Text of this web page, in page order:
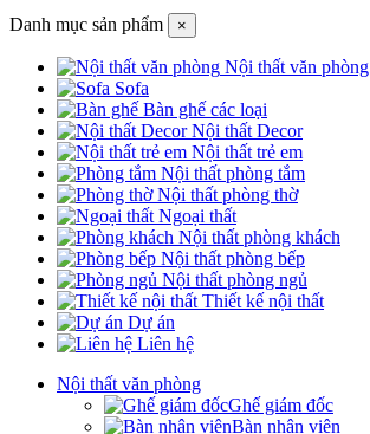
Danh mục sản phẩm ×
Nội thất văn phòng
Sofa
Bàn ghế các loại
Nội thất Decor
Nội thất trẻ em
Nội thất phòng tắm
Nội thất phòng thờ
Ngoại thất
Nội thất phòng khách
Nội thất phòng bếp
Nội thất phòng ngủ
Thiết kế nội thất
Dự án
Liên hệ
Nội thất văn phòng
Ghế giám đốc
Bàn nhân viên